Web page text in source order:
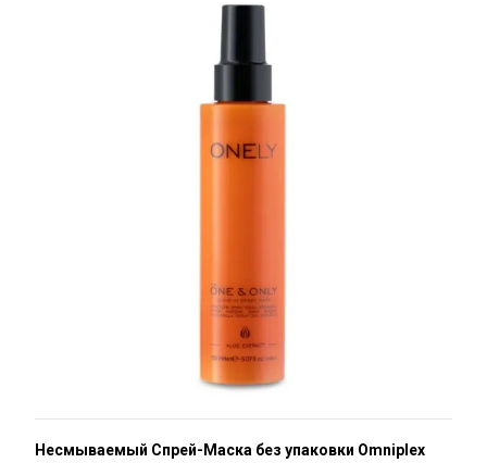
Несмываемый Спрей-Маска без упаковки Omniplex